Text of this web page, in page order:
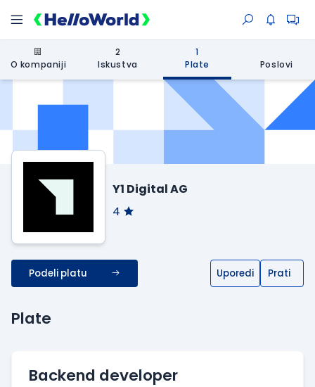
O kompaniji
2
Iskustva
1
Plate
Poslovi
Y1 Digital AG
4
Podeli platu Uporedi Prati
Plate
Backend developer